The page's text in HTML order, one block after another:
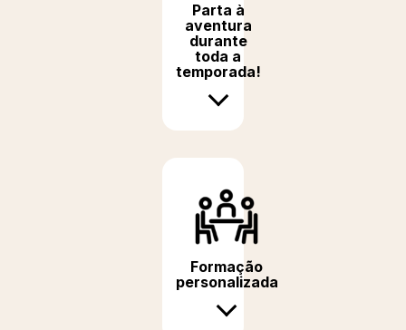
Parta à
aventura
durante
toda a
temporada!
Formação
personalizada